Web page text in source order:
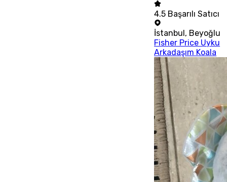
4.5 Başarılı Satıcı
İstanbul, Beyoğlu
Fisher Price Uyku
Arkadaşım Koala